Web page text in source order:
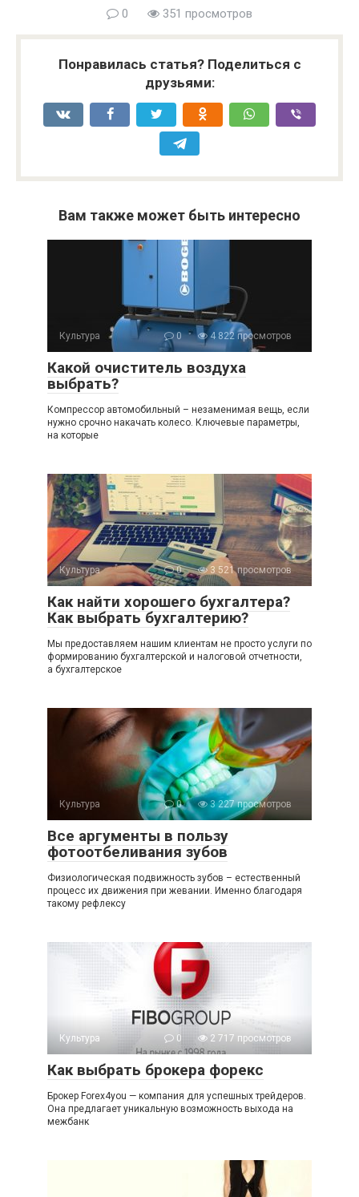
0 351 просмотров
Понравилась статья? Поделиться с
друзьями:
Вам также может быть интересно
Культура 0 4 822 просмотров
Какой очиститель воздуха
выбрать?
Компрессор автомобильный – незаменимая вещь, если
нужно срочно накачать колесо. Ключевые параметры,
на которые
Культура 0 3 521 просмотров
Как найти хорошего бухгалтера?
Как выбрать бухгалтерию?
Мы предоставляем нашим клиентам не просто услуги по
формированию бухгалтерской и налоговой отчетности,
а бухгалтерское
Культура 0 3 227 просмотров
Все аргументы в пользу
фотоотбеливания зубов
Физиологическая подвижность зубов – естественный
процесс их движения при жевании. Именно благодаря
такому рефлексу
Культура 0 2 717 просмотров
Как выбрать брокера форекс
Брокер Forex4you — компания для успешных трейдеров.
Она предлагает уникальную возможность выхода на
межбанк